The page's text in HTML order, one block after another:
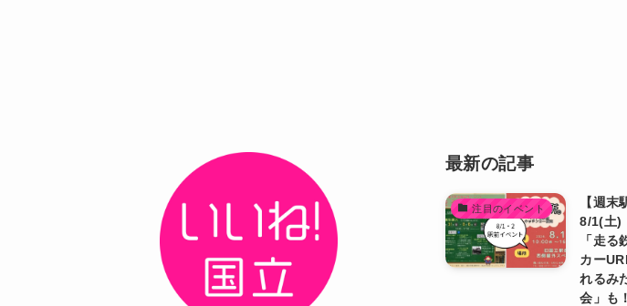
最新の記事
注目のイベント
【週末
8/1(土)
「走
カー
れるみ
会」も！